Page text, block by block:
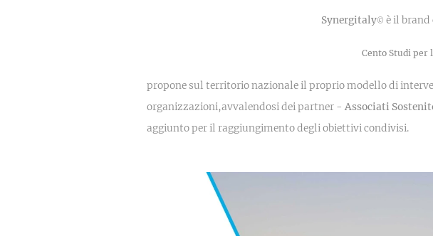
Synergitaly© è il
Cento Studi
propone sul territorio nazionale il proprio modello di
organizzazioni,avvalendosi dei partner - Associati
aggiunto per il raggiungimento degli obiettivi condivisi.